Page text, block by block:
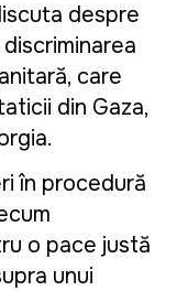
despre
care
din Gaza,
în procedură
o pace justă
unui